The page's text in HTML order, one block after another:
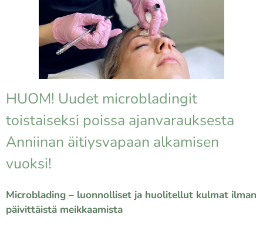
HUOM! Uudet microbladingit
toistaiseksi poissa ajanvarauksesta
Anniinan äitiysvapaan alkamisen
vuoksi!
Microblading – luonnolliset ja huolitellut kulmat ilman
päivittäistä meikkaamista